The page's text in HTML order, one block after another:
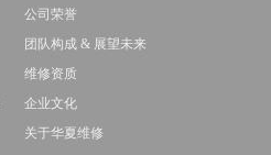
公司荣誉
团队构成 & 展望未来
维修资质
企业文化
关于华夏维修